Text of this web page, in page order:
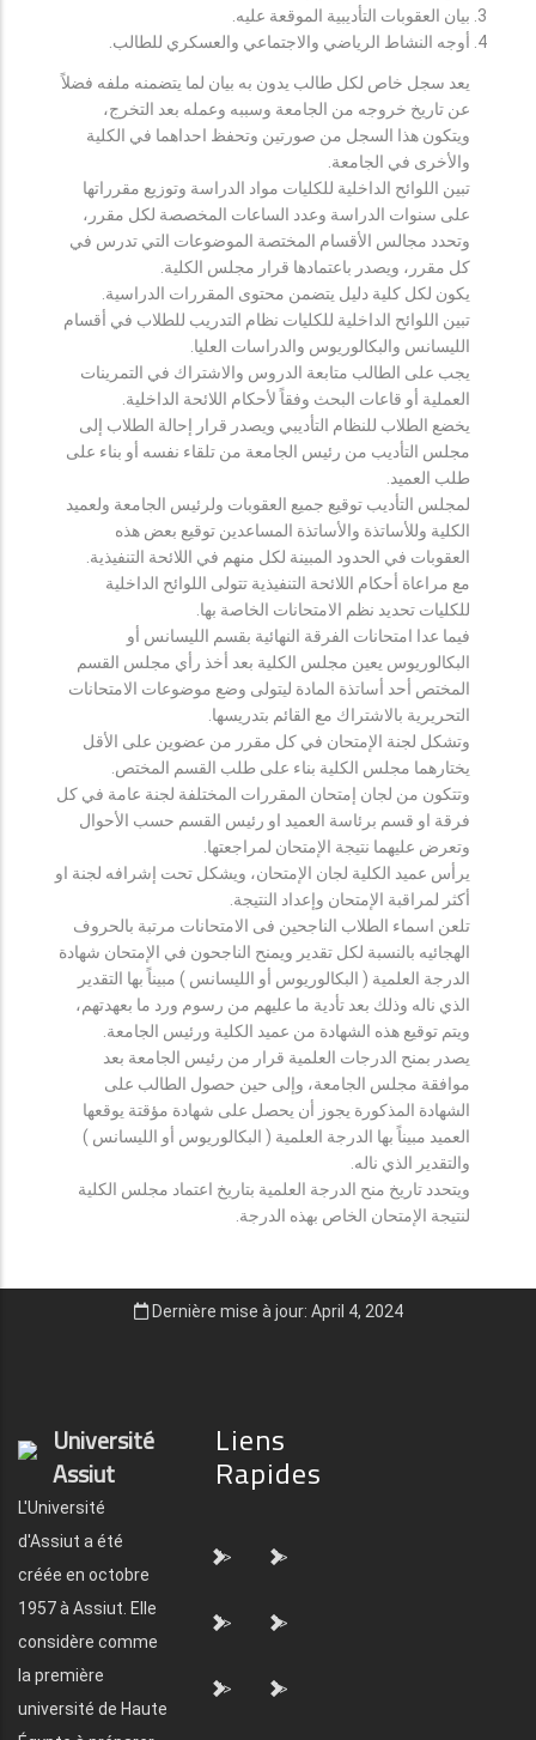
بيان العقوبات التأديبية الموقعة عليه.
أوجه النشاط الرياضي والاجتماعي والعسكري للطالب.
يعد سجل خاص لكل طالب يدون به بيان لما يتضمنه ملفه فضلاً
عن تاريخ خروجه من الجامعة وسببه وعمله بعد التخرج،
ويتكون هذا السجل من صورتين وتحفظ احداهما في الكلية
والأخرى في الجامعة.
تبين اللوائح الداخلية للكليات مواد الدراسة وتوزيع مقرراتها
على سنوات الدراسة وعدد الساعات المخصصة لكل مقرر،
وتحدد مجالس الأقسام المختصة الموضوعات التي تدرس في
كل مقرر، ويصدر باعتمادها قرار مجلس الكلية.
يكون لكل كلية دليل يتضمن محتوى المقررات الدراسية.
تبين اللوائح الداخلية للكليات نظام التدريب للطلاب في أقسام
الليسانس والبكالوريوس والدراسات العليا.
يجب على الطالب متابعة الدروس والاشتراك في التمرينات
العملية أو قاعات البحث وفقاً لأحكام اللائحة الداخلية.
يخضع الطلاب للنظام التأديبي ويصدر قرار إحالة الطلاب إلى
مجلس التأديب من رئيس الجامعة من تلقاء نفسه أو بناء على
طلب العميد.
لمجلس التأديب توقيع جميع العقوبات ولرئيس الجامعة ولعميد
الكلية وللأساتذة والأساتذة المساعدين توقيع بعض هذه
العقوبات في الحدود المبينة لكل منهم في اللائحة التنفيذية.
مع مراعاة أحكام اللائحة التنفيذية تتولى اللوائح الداخلية
للكليات تحديد نظم الامتحانات الخاصة بها.
فيما عدا امتحانات الفرقة النهائية بقسم الليسانس أو
البكالوريوس يعين مجلس الكلية بعد أخذ رأي مجلس القسم
المختص أحد أساتذة المادة ليتولى وضع موضوعات الامتحانات
التحريرية بالاشتراك مع القائم بتدريسها.
وتشكل لجنة الإمتحان في كل مقرر من عضوين على الأقل
يختارهما مجلس الكلية بناء على طلب القسم المختص.
وتتكون من لجان إمتحان المقررات المختلفة لجنة عامة في كل
فرقة او قسم برئاسة العميد او رئيس القسم حسب الأحوال
وتعرض عليهما نتيجة الإمتحان لمراجعتها.
يرأس عميد الكلية لجان الإمتحان، ويشكل تحت إشرافه لجنة او
أكثر لمراقبة الإمتحان وإعداد النتيجة.
تلعن اسماء الطلاب الناجحين فى الامتحانات مرتبة بالحروف
الهجائيه بالنسبة لكل تقدير ويمنح الناجحون في الإمتحان شهادة
الدرجة العلمية ( البكالوريوس أو الليسانس ) مبيناً بها التقدير
الذي ناله وذلك بعد تأدية ما عليهم من رسوم ورد ما بعهدتهم،
ويتم توقيع هذه الشهادة من عميد الكلية ورئيس الجامعة.
يصدر بمنح الدرجات العلمية قرار من رئيس الجامعة بعد
موافقة مجلس الجامعة، وإلى حين حصول الطالب على
الشهادة المذكورة يجوز أن يحصل على شهادة مؤقتة يوقعها
العميد مبيناً بها الدرجة العلمية ( البكالوريوس أو الليسانس )
والتقدير الذي ناله.
ويتحدد تاريخ منح الدرجة العلمية بتاريخ اعتماد مجلس الكلية
لنتيجة الإمتحان الخاص بهذه الدرجة.
Dernière mise à jour: April 4, 2024
Université
Assiut
L'Université
d'Assiut a été
créée en octobre
1957 à Assiut. Elle
considère comme
la première
université de Haute
Liens
Rapides
"> ">
"> ">
"> ">